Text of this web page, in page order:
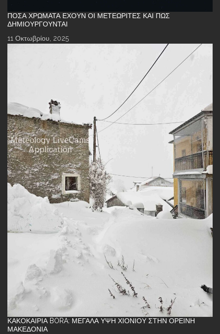
ΠΌΣΑ ΧΡΏΜΑΤΑ ΈΧΟΥΝ ΟΙ ΜΕΤΕΩΡΊΤΕΣ ΚΑΙ ΠΏΣ
ΔΗΜΙΟΥΡΓΟΎΝΤΑΙ
11 Οκτωβρίου, 2025
ΚΑΚΟΚΑΙΡΊΑ BORA: ΜΕΓΆΛΑ ΎΨΗ ΧΙΟΝΙΟΎ ΣΤΗΝ ΟΡΕΙΝΉ
ΜΑΚΕΔΟΝΊΑ